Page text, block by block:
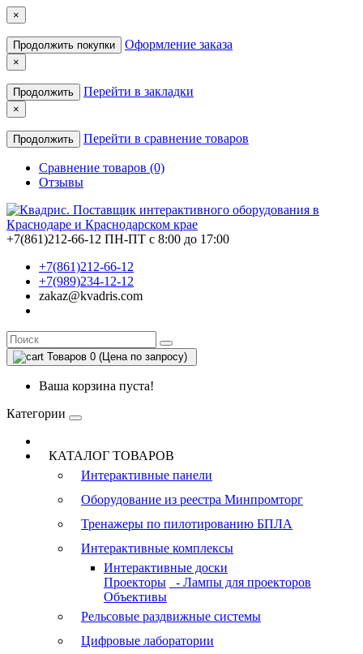
×
Продолжить покупки Оформление заказа
×
Продолжить Перейти в закладки
×
Продолжить Перейти в сравнение товаров
Сравнение товаров (0)
Отзывы
+7(861)212-66-12 ПН-ПТ с 8:00 до 17:00
+7(861)212-66-12
+7(989)234-12-12
zakaz@kvadris.com
Товаров 0 (Цена по запросу)
Ваша корзина пуста!
Категории
КАТАЛОГ ТОВАРОВ
Интерактивные панели
Оборудование из реестра Минпромторг
Тренажеры по пилотированию БПЛА
Интерактивные комплексы
Интерактивные доски
Проекторы
- Лампы для проекторов
Объективы
Рельсовые раздвижные системы
Цифровые лаборатории